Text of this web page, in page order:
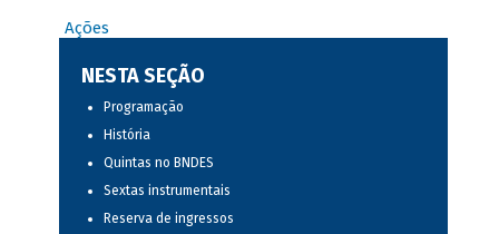
Ações
NESTA SEÇÃO
Programação
História
Quintas no BNDES
Sextas instrumentais
Reserva de ingressos